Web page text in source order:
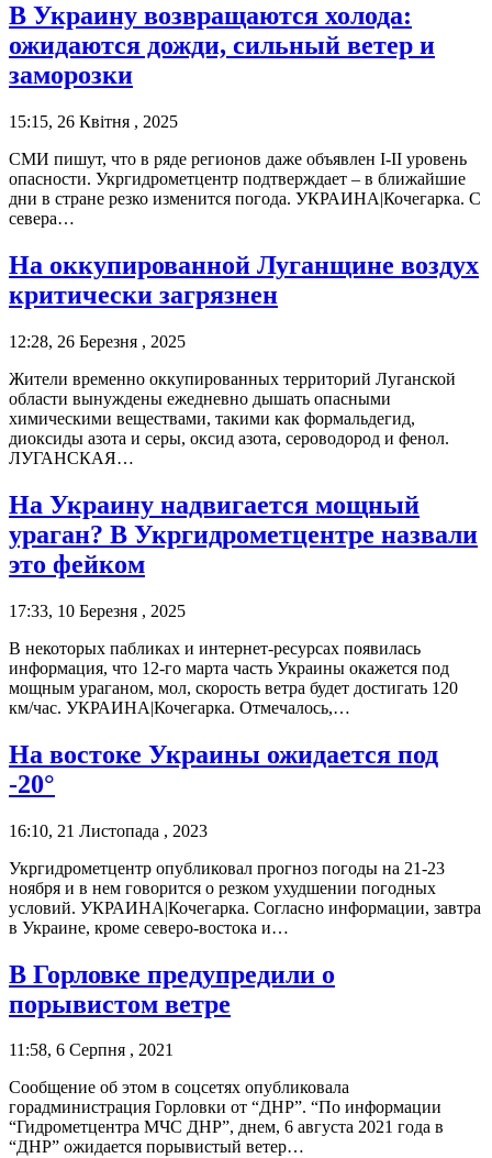
В Украину возвращаются холода:
ожидаются дожди, сильный ветер и
заморозки
15:15, 26 Квітня , 2025
СМИ пишут, что в ряде регионов даже объявлен І-ІІ уровень
опасности. Укргидрометцентр подтверждает – в ближайшие
дни в стране резко изменится погода. УКРАИНА|Кочегарка. С
севера…
На оккупированной Луганщине воздух
критически загрязнен
12:28, 26 Березня , 2025
Жители временно оккупированных территорий Луганской
области вынуждены ежедневно дышать опасными
химическими веществами, такими как формальдегид,
диоксиды азота и серы, оксид азота, сероводород и фенол.
ЛУГАНСКАЯ…
На Украину надвигается мощный
ураган? В Укргидрометцентре назвали
это фейком
17:33, 10 Березня , 2025
В некоторых пабликах и интернет-ресурсах появилась
информация, что 12-го марта часть Украины окажется под
мощным ураганом, мол, скорость ветра будет достигать 120
км/час. УКРАИНА|Кочегарка. Отмечалось,…
На востоке Украины ожидается под
-20°
16:10, 21 Листопада , 2023
Укргидрометцентр опубликовал прогноз погоды на 21-23
ноября и в нем говорится о резком ухудшении погодных
условий. УКРАИНА|Кочегарка. Согласно информации, завтра
в Украине, кроме северо-востока и…
В Горловке предупредили о
порывистом ветре
11:58, 6 Серпня , 2021
Сообщение об этом в соцсетях опубликовала
горадминистрация Горловки от “ДНР”. “По информации
“Гидрометцентра МЧС ДНР”, днем, 6 августа 2021 года в
“ДНР” ожидается порывистый ветер…